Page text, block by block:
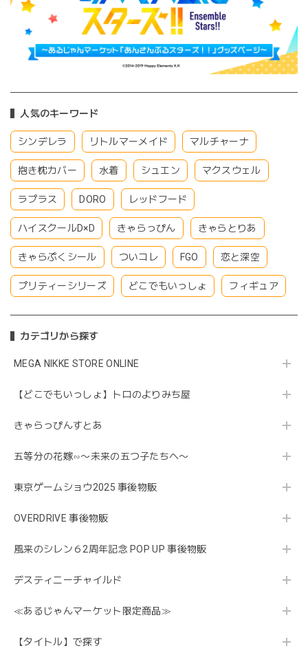
人気のキーワード
シンデレラ リトルマーメイド マルチャーナ
抱き枕カバー 水着 シュエン マクスウェル
ラプラス DORO レッドフード
ハイスクールD×D きゃらっぴん きゃらとりあ
きゃらぷくシール ついコレ FGO 恋と深空
プリティーシリーズ どこでもいっしょ フィギュア
カテゴリから探す
MEGA NIKKE STORE ONLINE
【どこでもいっしょ】トロのよりみち屋
きゃらっぴんすとあ
五等分の花嫁∽〜未来の五つ子たちへ〜
東京ゲームショウ2025 事後物販
OVERDRIVE 事後物販
風来のシレン６2周年記念 POP UP 事後物販
デスティニーチャイルド
≪あるじゃんマーケット限定商品≫
【タイトル】で探す